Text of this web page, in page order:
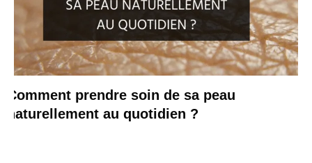
Comment prendre soin de sa peau
naturellement au quotidien ?